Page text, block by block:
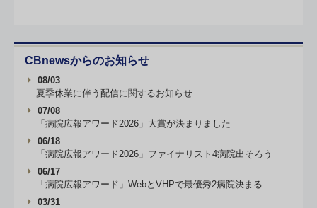
CBnewsからのお知らせ
08/03
夏季休業に伴う配信に関するお知らせ
07/08
「病院広報アワード2026」大賞が決まりました
06/18
「病院広報アワード2026」ファイナリスト4病院出そろう
06/17
「病院広報アワード」WebとVHPで最優秀2病院決まる
03/31